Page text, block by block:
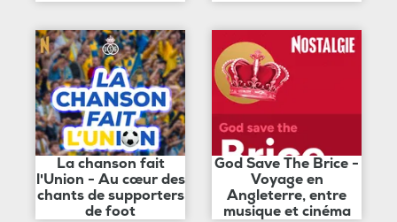
La chanson fait
l'Union - Au cœur des
chants de supporters
de foot
God Save The Brice -
Voyage en
Angleterre, entre
musique et cinéma